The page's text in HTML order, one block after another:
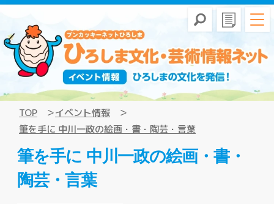
TOP
イベント情報
筆を手に 中川一政の絵画・書・陶芸・言葉
筆を手に 中川一政の絵画・書・
陶芸・言葉